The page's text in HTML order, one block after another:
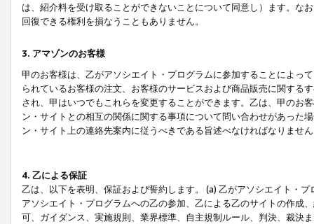
は、紹介料を受け取ることができないことについて同意し）ます。な
回復できる権利を損なうこともありません。
3. アマゾンのお客様
甲のお客様は、乙がアソシエイト・プログラムに参加することによっ
られているお客様の注文、お客様のサービスおよび商品販売に関する
され、甲はいつでもこれらを変更することができます。乙は、甲のお
ン・サイトとの相互の関係に関する事項について問い合わせがあった
ン・サイト上の連絡先案内に従うべきである旨述べなければなりませ
4. 乙による保証
乙は、以下を表明、保証および誓約します。 (a) 乙がアソシエイト・
アソシエイト・プログラムへの乙の参加、乙による乙のサイトの作成
可、ガイダンス、実施規則、業界標準、自主規制ルール、判決、裁決